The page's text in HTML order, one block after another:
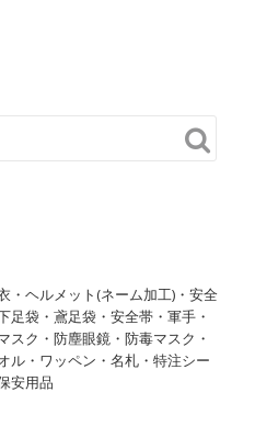
・ヘルメット(ネーム加工)・安全
足袋・鳶足袋・安全帯・軍手・
スク・防塵眼鏡・防毒マスク・
ル・ワッペン・名札・特注シー
安用品